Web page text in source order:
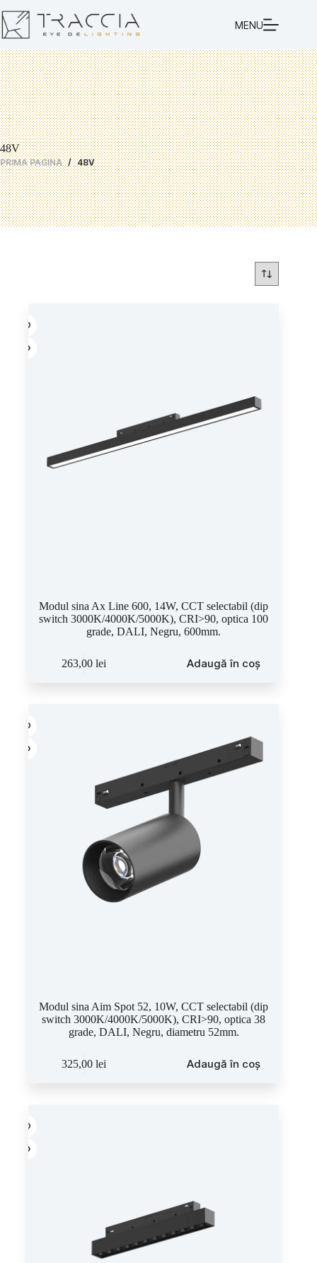
MENU
48V
PRIMA PAGINA / 48V
Modul sina Ax Line 600, 14W, CCT selectabil (dip
switch 3000K/4000K/5000K), CRI>90, optica 100
grade, DALI, Negru, 600mm.
263,00lei Adaugă în coș
Modul sina Aim Spot 52, 10W, CCT selectabil (dip
switch 3000K/4000K/5000K), CRI>90, optica 38
grade, DALI, Negru, diametru 52mm.
325,00lei Adaugă în coș